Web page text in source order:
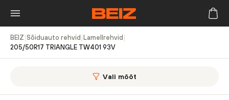
BEIZ Sõiduauto rehvid Lamellrehvid
205/50R17 TRIANGLE TW401 93V
Vali mõõt